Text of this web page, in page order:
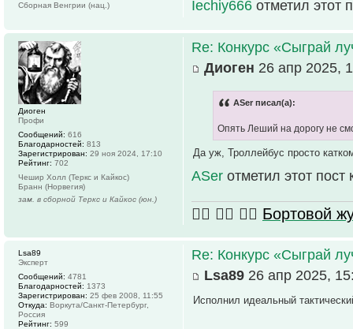
Iechiy666 отметил этот
Сборная Венгрии (нац.)
Re: Конкурс «Сыграй
Диоген 26 апр 2025,
ASer писал(а):
Опять Леший на дорогу не
Да уж, Троллейбус просто
ASer отметил этот
🏴‍☠️ 🏴‍☠️ 🏴‍☠️ Бортовой
Диоген
Профи
Сообщений: 616
Благодарностей: 813
Зарегистрирован: 29 ноя 2024, 17:10
Рейтинг: 702
Чешир Холл (Теркс и Кайкос)
Бранн (Норвегия)
зам. в сборной Теркс и Кайкос (юн.)
Re: Конкурс «Сыграй
Lsa89 26 апр 2025,
Исполнил идеальный
Lsa89
Эксперт
Сообщений: 4781
Благодарностей: 1373
Зарегистрирован: 25 фев 2008, 11:55
Откуда: Воркута/Санкт-Петербург,
Россия
Рейтинг: 599